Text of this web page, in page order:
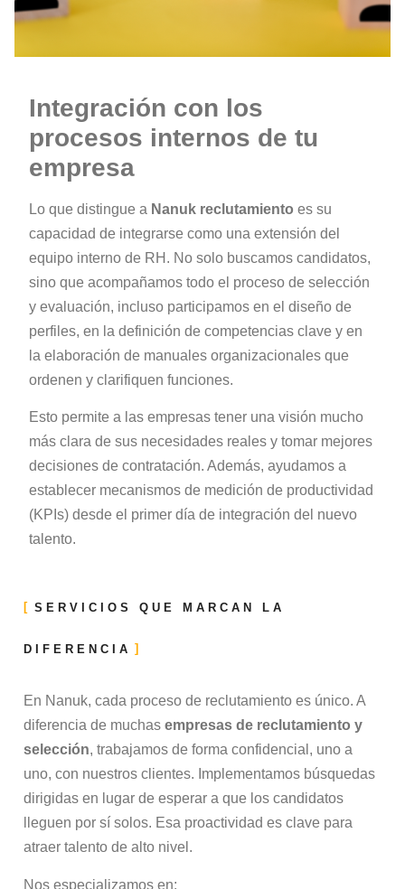
Integración con los
procesos internos de tu
empresa
Lo que distingue a Nanuk reclutamiento es su
capacidad de integrarse como una extensión del
equipo interno de RH. No solo buscamos candidatos,
sino que acompañamos todo el proceso de selección
y evaluación, incluso participamos en el diseño de
perfiles, en la definición de competencias clave y en
la elaboración de manuales organizacionales que
ordenen y clarifiquen funciones.
Esto permite a las empresas tener una visión mucho
más clara de sus necesidades reales y tomar mejores
decisiones de contratación. Además, ayudamos a
establecer mecanismos de medición de productividad
(KPIs) desde el primer día de integración del nuevo
talento.
SERVICIOS QUE MARCAN LA
DIFERENCIA
En Nanuk, cada proceso de reclutamiento es único. A
diferencia de muchas empresas de reclutamiento y
selección, trabajamos de forma confidencial, uno a
uno, con nuestros clientes. Implementamos búsquedas
dirigidas en lugar de esperar a que los candidatos
lleguen por sí solos. Esa proactividad es clave para
atraer talento de alto nivel.
Nos especializamos en: